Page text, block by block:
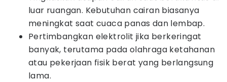
luar ruangan. Kebutuhan cairan biasanya
meningkat saat cuaca panas dan lembap.
Pertimbangkan elektrolit jika berkeringat
banyak, terutama pada olahraga ketahanan
atau pekerjaan fisik berat yang berlangsung
lama.